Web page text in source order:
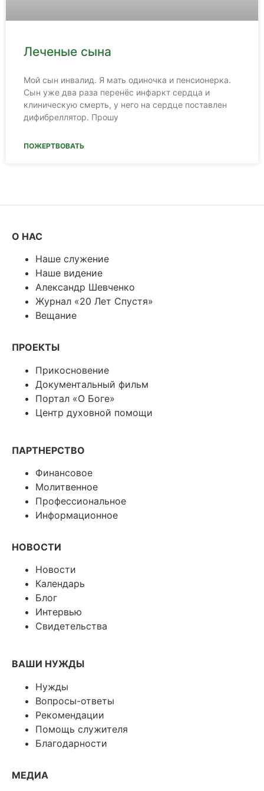
Леченые сына
Мой сын инвалид. Я мать одиночка и пенсионерка.
Сын уже два раза перенёс инфаркт сердца и
клиническую смерть, у него на сердце поставлен
дифибреллятор. Прошу
ПОЖЕРТВОВАТЬ
О НАС
Наше служение
Наше видение
Александр Шевченко
Журнал «20 Лет Спустя»
Вещание
ПРОЕКТЫ
Прикосновение
Документальный фильм
Портал «О Боге»
Центр духовной помощи
ПАРТНЕРСТВО
Финансовое
Молитвенное
Профессиональное
Информационное
НОВОСТИ
Новости
Календарь
Блог
Интервью
Свидетельства
ВАШИ НУЖДЫ
Нужды
Вопросы-ответы
Рекомендации
Помощь служителя
Благодарности
МЕДИА